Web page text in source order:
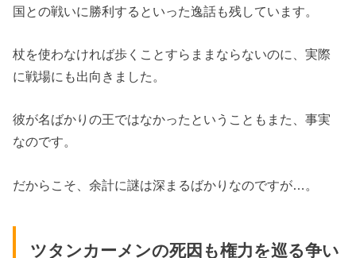
国との戦いに勝利するといった逸話も残しています。
杖を使わなければ歩くことすらままならないのに、実際
に戦場にも出向きました。
彼が名ばかりの王ではなかったということもまた、事実
なのです。
だからこそ、余計に謎は深まるばかりなのですが…。
ツタンカーメンの死因も権力を巡る争い